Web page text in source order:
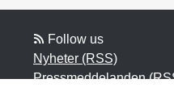
Follow us
Nyheter (RSS)
Pressmeddelanden